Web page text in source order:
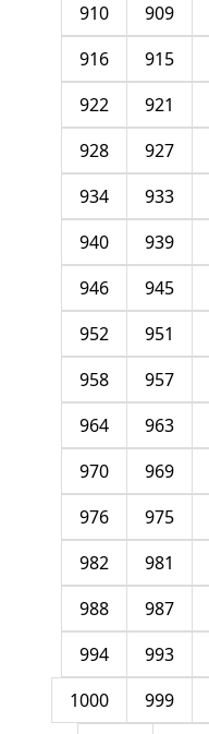
909
910
915
916
921
922
927
928
933
934
939
940
945
946
951
952
957
958
963
964
969
970
975
976
981
982
987
988
993
994
999
1000